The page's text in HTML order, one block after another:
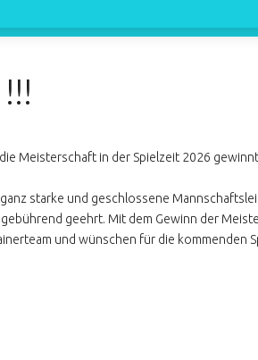
Meisterschaft in der Spielzeit 2026
starke und geschlossene
geehrt. Mit dem Gewinn der
und wünschen für die kommenden